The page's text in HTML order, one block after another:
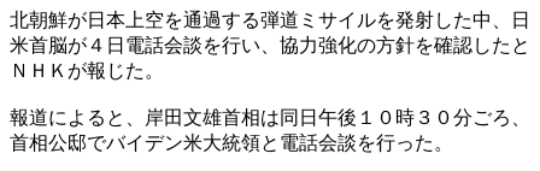
北朝鮮が日本上空を通過する弾道ミサイルを発射した中、日
米首脳が４日電話会談を行い、協力強化の方針を確認したと
ＮＨＫが報じた。
報道によると、岸田文雄首相は同日午後１０時３０分ごろ、
首相公邸でバイデン米大統領と電話会談を行った。